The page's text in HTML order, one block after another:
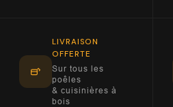
LIVRAISON
OFFERTE
Sur tous les
poêles
& cuisinières à
bois